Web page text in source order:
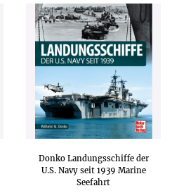
Donko Landungsschiffe der
U.S. Navy seit 1939 Marine
Seefahrt